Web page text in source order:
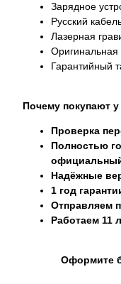
Зарядное
Русский
Лазерная
Оригинальная
Гарантийный
Почему покупают у
Проверка
Полностью
Надёжные
1 год
Отправляем
Работаем 11
Оформите